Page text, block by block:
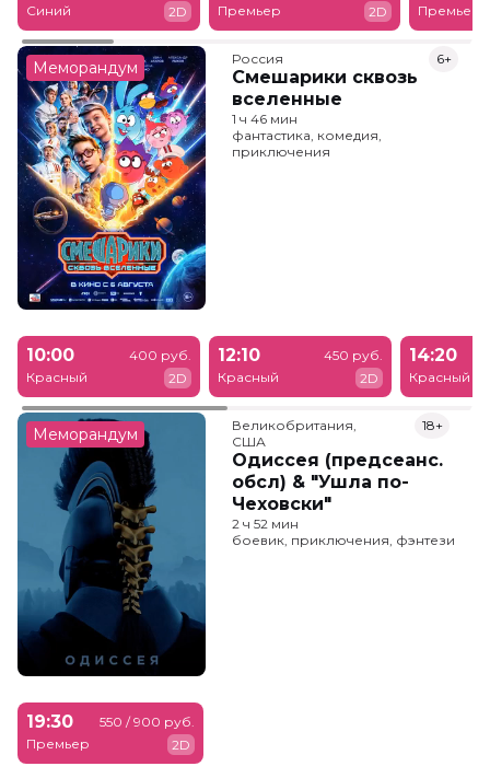
Синий
2D
Премьер
2D
Премьер
Меморандум Россия
Смешарики сквозь
вселенные
6+
1 ч 46 мин
фантастика, комедия,
приключения
10:00
Красный
400 руб.
2D
12:10
Красный
450 руб.
2D
14:20
Красный
Меморандум
Великобритания,
США
Одиссея (предсеанс.
обсл) & "Ушла по-
Чеховски"
18+
2 ч 52 мин
боевик, приключения, фэнтези
19:30
Премьер
550 / 900 руб.
2D